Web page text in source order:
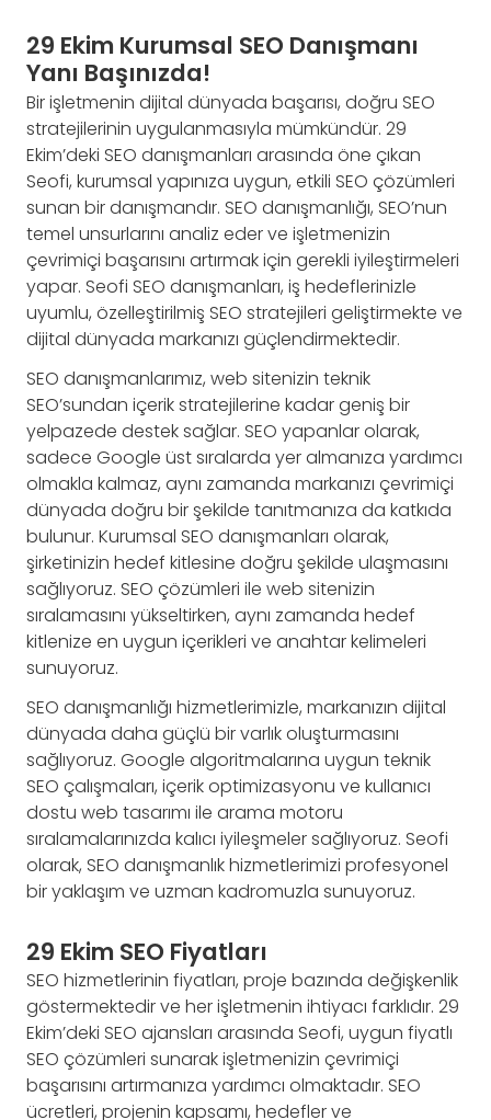
29 Ekim Kurumsal SEO Danışmanı
Yanı Başınızda!
Bir işletmenin dijital dünyada başarısı, doğru SEO
stratejilerinin uygulanmasıyla mümkündür. 29
Ekim’deki SEO danışmanları arasında öne çıkan
Seofi, kurumsal yapınıza uygun, etkili SEO çözümleri
sunan bir danışmandır. SEO danışmanlığı, SEO’nun
temel unsurlarını analiz eder ve işletmenizin
çevrimiçi başarısını artırmak için gerekli iyileştirmeleri
yapar. Seofi SEO danışmanları, iş hedeflerinizle
uyumlu, özelleştirilmiş SEO stratejileri geliştirmekte ve
dijital dünyada markanızı güçlendirmektedir.
SEO danışmanlarımız, web sitenizin teknik
SEO’sundan içerik stratejilerine kadar geniş bir
yelpazede destek sağlar. SEO yapanlar olarak,
sadece Google üst sıralarda yer almanıza yardımcı
olmakla kalmaz, aynı zamanda markanızı çevrimiçi
dünyada doğru bir şekilde tanıtmanıza da katkıda
bulunur. Kurumsal SEO danışmanları olarak,
şirketinizin hedef kitlesine doğru şekilde ulaşmasını
sağlıyoruz. SEO çözümleri ile web sitenizin
sıralamasını yükseltirken, aynı zamanda hedef
kitlenize en uygun içerikleri ve anahtar kelimeleri
sunuyoruz.
SEO danışmanlığı hizmetlerimizle, markanızın dijital
dünyada daha güçlü bir varlık oluşturmasını
sağlıyoruz. Google algoritmalarına uygun teknik
SEO çalışmaları, içerik optimizasyonu ve kullanıcı
dostu web tasarımı ile arama motoru
sıralamalarınızda kalıcı iyileşmeler sağlıyoruz. Seofi
olarak, SEO danışmanlık hizmetlerimizi profesyonel
bir yaklaşım ve uzman kadromuzla sunuyoruz.
29 Ekim SEO Fiyatları
SEO hizmetlerinin fiyatları, proje bazında değişkenlik
göstermektedir ve her işletmenin ihtiyacı farklıdır. 29
Ekim’deki SEO ajansları arasında Seofi, uygun fiyatlı
SEO çözümleri sunarak işletmenizin çevrimiçi
başarısını artırmanıza yardımcı olmaktadır. SEO
ücretleri, projenin kapsamı, hedefler ve